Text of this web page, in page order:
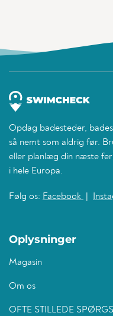
Opdag badesteder,
så nemt som aldrig før.
eller planlæg din næste
i hele Europa.
Følg os: Facebook
Oplysninger
Magasin
Om os
OFTE STILLEDE